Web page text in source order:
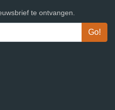
te ontvangen.